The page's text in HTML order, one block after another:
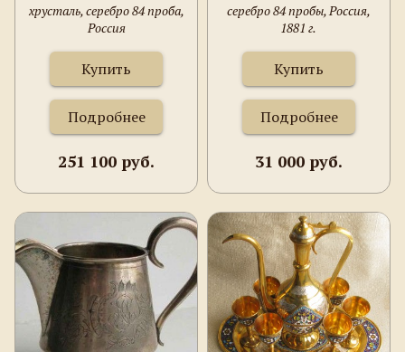
хрусталь, серебро 84 проба,
Россия
Купить
Подробнее
251 100 руб.
серебро 84 пробы, Россия,
1881 г.
Купить
Подробнее
31 000 руб.